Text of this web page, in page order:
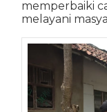
memperbaiki
melayani